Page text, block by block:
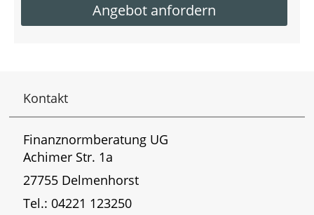
Angebot anfordern
Kontakt
Finanznormberatung UG
Achimer Str. 1a
27755 Delmenhorst
Tel.: 04221 123250